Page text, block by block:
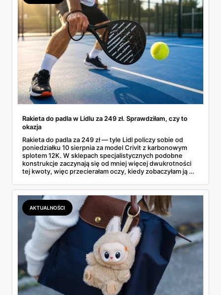
Rakieta do padla w Lidlu za 249 zł. Sprawdziłam, czy to
okazja
Rakieta do padla za 249 zł — tyle Lidl policzy sobie od
poniedziałku 10 sierpnia za model Crivit z karbonowym
splotem 12K. W sklepach specjalistycznych podobne
konstrukcje zaczynają się od mniej więcej dwukrotności
tej kwoty, więc przecierałam oczy, kiedy zobaczyłam ją w
najszybciej rosnący sport w Polsce: kortów przybywa
lawinowo, a chętnych jeszcze szybciej. Sprawdziłam, co
dokładnie dostajemy za te pieniądze i komu taka rakieta
faktycznie wystarczy.
AKTUALNOŚCI